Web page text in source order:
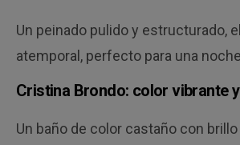
Un peinado pulido y estructurado,
atemporal, perfecto para una
Cristina Brondo: color vibrante
Un baño de color castaño con